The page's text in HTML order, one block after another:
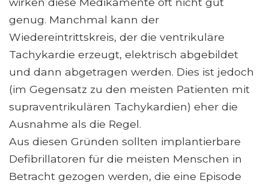
genug. Manchmal kann der
Wiedereintrittskreis, der die ventrikuläre
Tachykardie erzeugt, elektrisch abgebildet
und dann abgetragen werden. Dies ist jedoch
(im Gegensatz zu den meisten Patienten mit
supraventrikulären Tachykardien) eher die
Ausnahme als die Regel.
Aus diesen Gründen sollten implantierbare
Defibrillatoren für die meisten Menschen in
Betracht gezogen werden, die eine Episode